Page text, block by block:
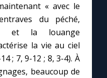
« avec le
du péché,
et la louange
la vie au ciel
; 7, 9-12 ; 8, 3-4). À
beaucoup de